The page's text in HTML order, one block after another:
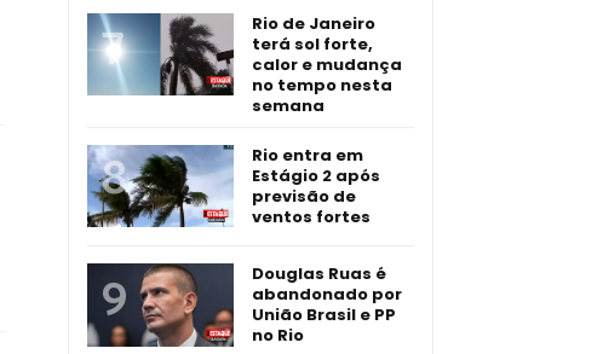
Rio de Janeiro
terá sol forte,
calor e mudança
no tempo nesta
semana
Rio entra em
Estágio 2 após
previsão de
ventos fortes
Douglas Ruas é
abandonado por
União Brasil e PP
no Rio